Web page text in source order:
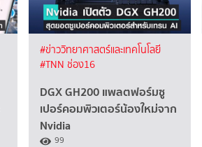
#ข่าววิทยาศาสตร์และเทคโนโลยี
#TNN ช่อง16
DGX GH200 แพลตฟอร์มซู
เปอร์คอมพิวเตอร์น้องใหม่จาก
Nvidia
99